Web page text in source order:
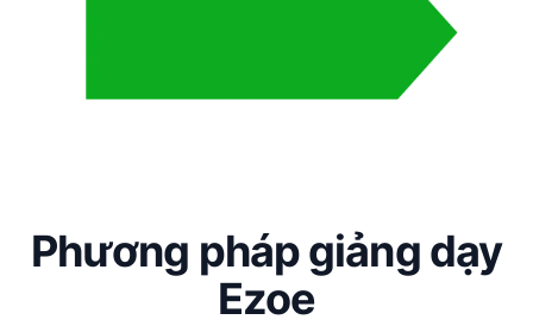
Phương pháp giảng dạy
Ezoe